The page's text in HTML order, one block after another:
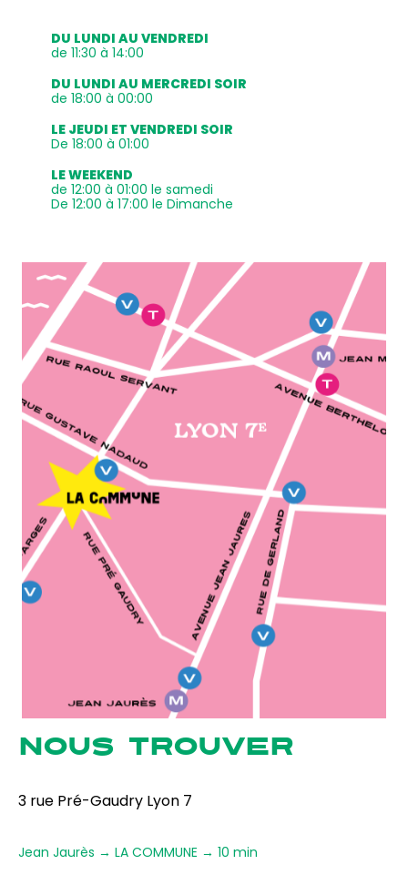
DU LUNDI AU VENDREDI
de 11:30 à 14:00
DU LUNDI AU MERCREDI SOIR
de 18:00 à 00:00
LE JEUDI ET VENDREDI SOIR
De 18:00 à 01:00
LE WEEKEND
de 12:00 à 01:00 le samedi
De 12:00 à 17:00 le Dimanche
NOUS TROUVER
3 rue Pré-Gaudry Lyon 7
Jean Jaurès → LA COMMUNE → 10 min